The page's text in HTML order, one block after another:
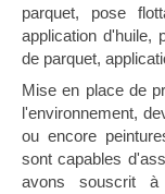
parquet, pose
application d'huile,
de parquet,
Mise en place de
l'environnement,
ou encore
sont capables
avons souscrit